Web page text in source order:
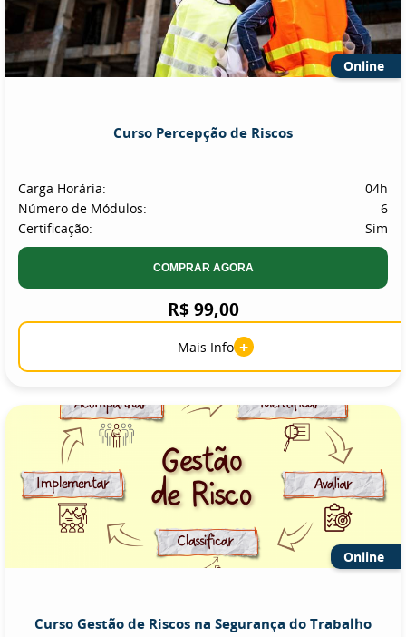
Online
Curso Percepção de Riscos
Carga Horária:
04h
Número de Módulos:
6
Certificação:
Sim
COMPRAR AGORA
R$ 99,00
Mais Info +
Online
Curso Gestão de Riscos na Segurança do Trabalho